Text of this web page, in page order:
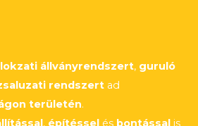
állványrendszert, guruló
rendszert ad
területén.
, építéssel és bontással is